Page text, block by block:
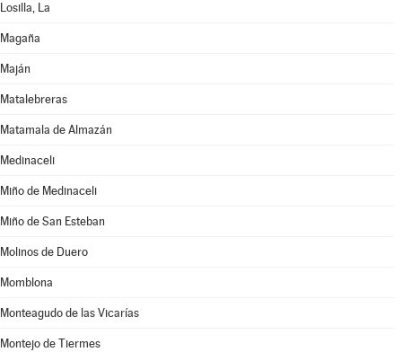
Losilla, La
Magaña
Maján
Matalebreras
Matamala de Almazán
Medinaceli
Miño de Medinaceli
Miño de San Esteban
Molinos de Duero
Momblona
Monteagudo de las Vicarías
Montejo de Tiermes